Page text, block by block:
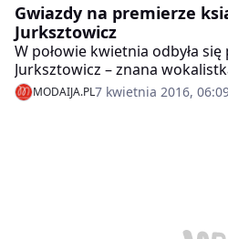
Gwiazdy na premierze
Jurksztowicz
W połowie kwietnia odbyła
Jurksztowicz – znana
kucharską pt. „IQchnia czyli
MODAIJA.PL7 kwietnia 2016,